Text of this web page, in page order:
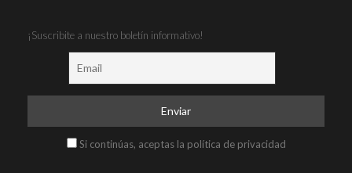
¡Suscribite a nuestro boletín informativo!
Si continúas, aceptas la política de privacidad